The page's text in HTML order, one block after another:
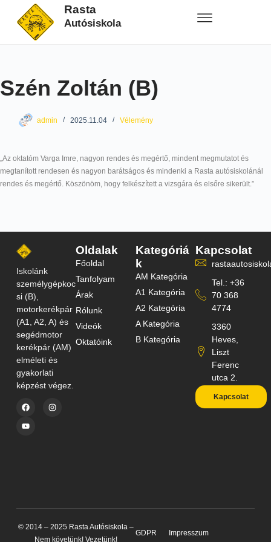
Rasta
Autósiskola
Szén Zoltán (B)
admin 2025.11.04 Vélemény
„Az oktatóm Varga Imre, nagyon rendes és megértő, mindent megmutatot és
megtanított rendesen és nagyon barátságos és mindenki a Rasta autósiskolánál
rendes és megértő. Köszönöm, hogy felkészített a vizsgára és elsőre sikerült.”
Iskolánk
személygépkoc
si (B),
motorkerékpár
(A1, A2, A) és
segédmotor
kerékpár (AM)
elméleti és
gyakorlati
képzést végez.
Oldalak
Főoldal
Tanfolyam
Árak
Rólunk
Videók
Oktatóink
Kategóriá
k
AM Kategória
A1 Kategória
A2 Kategória
A Kategória
B Kategória
Kapcsolat
Tel.: +36
70 368
4774
3360
Heves,
Liszt
Ferenc
utca 2.
Kapcsolat
© 2014 – 2025 Rasta Autósiskola –
Nem követünk! Vezetünk!
GDPR Impresszum